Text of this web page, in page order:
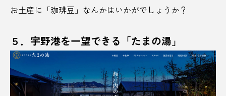
ホップ ポップカルチャー ホテル
マグマスパ式サウナ マナー マヨネーズ
ミード みちのく ミニマリスト
お土産に「珈琲豆」なんかはいかがでしょうか？
５．宇野港を一望できる「たまの湯」